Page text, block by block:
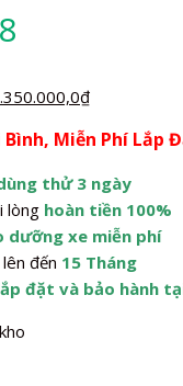
₫Giá
tại
1.350.000,0₫.
Bình, Miễn Phí Lắp
thử 3 ngày
lòng hoàn tiền 100%
dưỡng xe miễn phí
đến 15 Tháng
đặt và bảo hành